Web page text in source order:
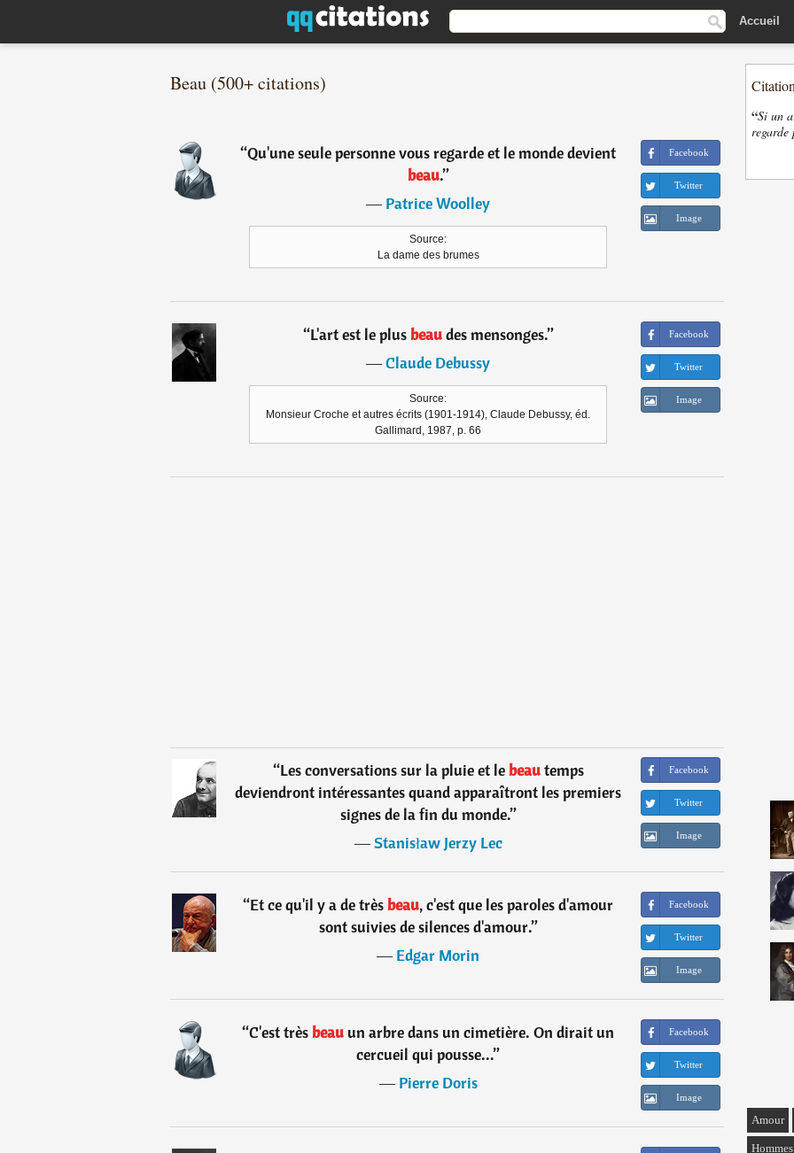
Accueil
Beau (500+ citations)
“Qu'une seule personne vous regarde et le monde devient
beau.”
―Patrice Woolley
Source:
La dame des brumes
Facebook
Twitter
Image
“L'art est le plusbeaudes mensonges.”
―Claude Debussy
Source:
Monsieur Croche et autres écrits (1901-1914), Claude Debussy, éd.
Gallimard, 1987, p. 66
Facebook
Twitter
Image
“Les conversations sur la pluie et lebeautemps
deviendront intéressantes quand apparaîtront les premiers
signes de la fin du monde.”
―Stanisław Jerzy Lec
Facebook
Twitter
Image
“Et ce qu'il y a de trèsbeau, c'est que les paroles d'amour
sont suivies de silences d'amour.”
―Edgar Morin
Facebook
Twitter
Image
“C'est trèsbeauun arbre dans un cimetière. On dirait un
cercueil qui pousse...”
―Pierre Doris
Facebook
Twitter
Image
“Si un
regarde
Amour
Hommes